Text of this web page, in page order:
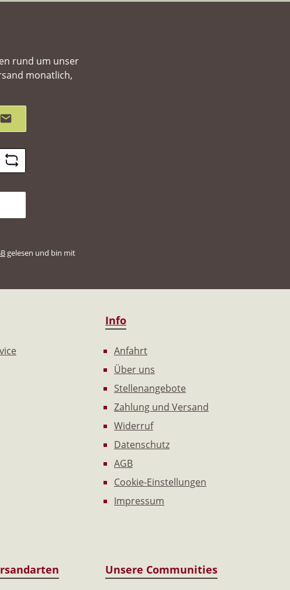
rund um unser
monatlich,
gelesen und bin mit
Info
Anfahrt
Über uns
Stellenangebote
Zahlung und Versand
Widerruf
Datenschutz
AGB
Cookie-Einstellungen
Impressum
Unsere Communities